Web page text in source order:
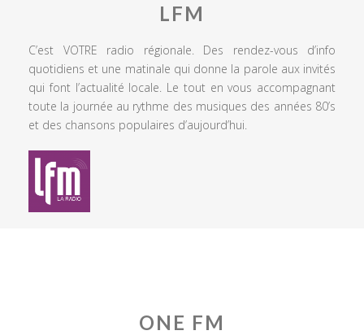
LFM
C’est VOTRE radio régionale. Des rendez-vous d’info
quotidiens et une matinale qui donne la parole aux invités
qui font l’actualité locale. Le tout en vous accompagnant
toute la journée au rythme des musiques des années 80’s
et des chansons populaires d’aujourd’hui.
ONE FM